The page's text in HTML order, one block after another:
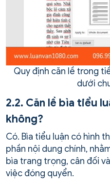
Quy định căn lề trong
dưới
2.2. Căn lề bìa tiểu
không?
Có. Bìa tiểu luận có hình
phần nội dung chính,
bìa trang trọng, cân đối
việc đóng quyển.